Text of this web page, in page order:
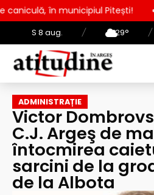
S 8 aug. / 29° /
Pitești! Intrare
ADMINISTRAȚIE
Victor
C.J. Argeş de
întocmirea
sarcini de la
de la Albota